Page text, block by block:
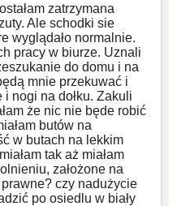
zatrzymana
Ale schodki sie
wyglądało normalnie.
pracy w biurze. Uznali
do domu i na
mnie przekuwać i
nogi na dołku. Zakuli
że nic nie będe robić
butów na
w butach na lekkim
tak aż miałam
założone na
czy nadużycie
po osiedlu w biały